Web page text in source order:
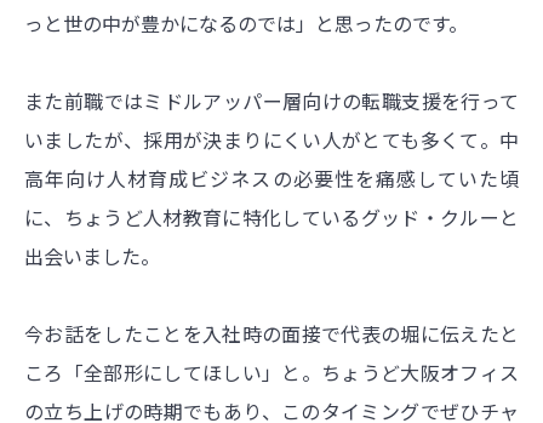
っと世の中が豊かになるのでは」と思ったのです。
また前職ではミドルアッパー層向けの転職支援を行って
いましたが、採用が決まりにくい人がとても多くて。中
高年向け人材育成ビジネスの必要性を痛感していた頃
に、ちょうど人材教育に特化しているグッド・クルーと
出会いました。
今お話をしたことを入社時の面接で代表の堀に伝えたと
ころ「全部形にしてほしい」と。ちょうど大阪オフィス
の立ち上げの時期でもあり、このタイミングでぜひチャ